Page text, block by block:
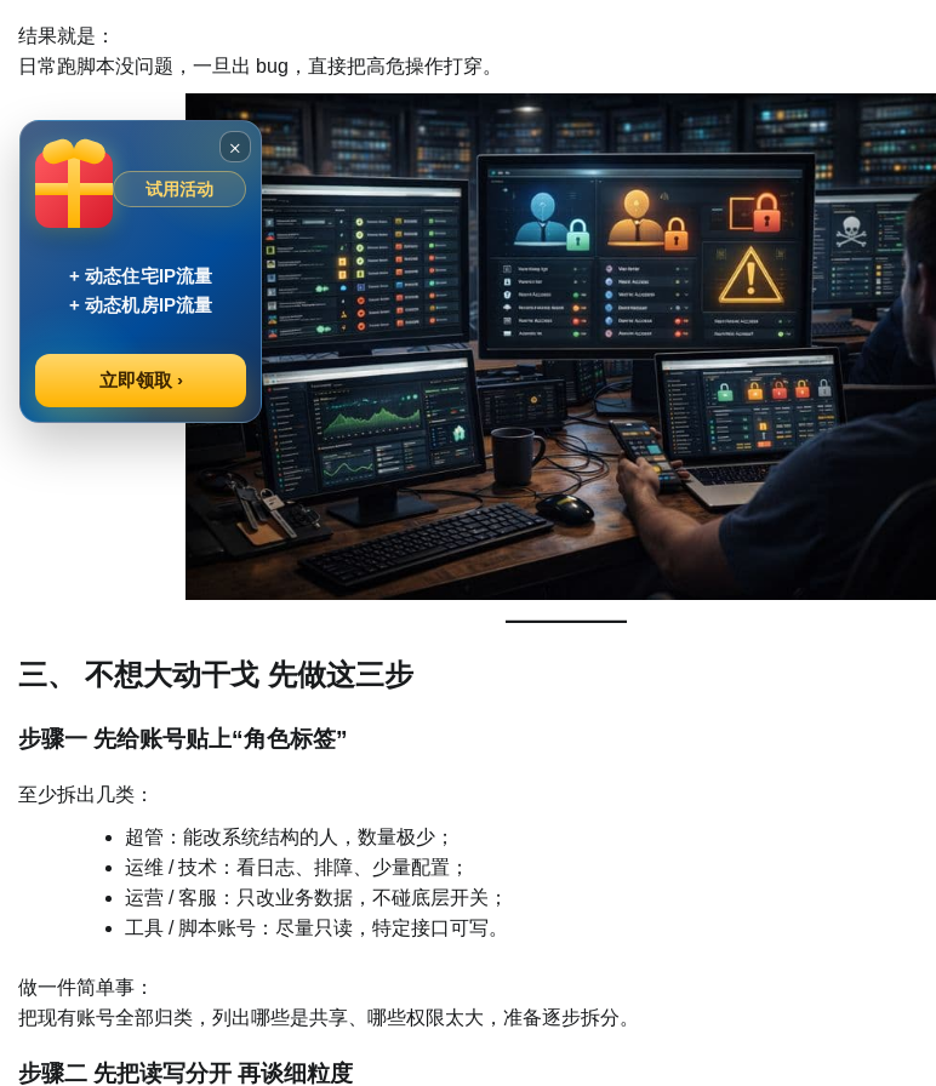
结果就是：
日常跑脚本没问题，一旦出 bug，直接把高危操作打穿。
三、 不想大动干戈 先做这三步
步骤一 先给账号贴上“角色标签”
至少拆出几类：
超管：能改系统结构的人，数量极少；
运维 / 技术：看日志、排障、少量配置；
运营 / 客服：只改业务数据，不碰底层开关；
工具 / 脚本账号：尽量只读，特定接口可写。
做一件简单事：
把现有账号全部归类，列出哪些是共享、哪些权限太大，准备逐步拆分。
步骤二 先把读写分开 再谈细粒度
×
试用活动
+ 动态住宅IP流量
+ 动态机房IP流量
立即领取 ›